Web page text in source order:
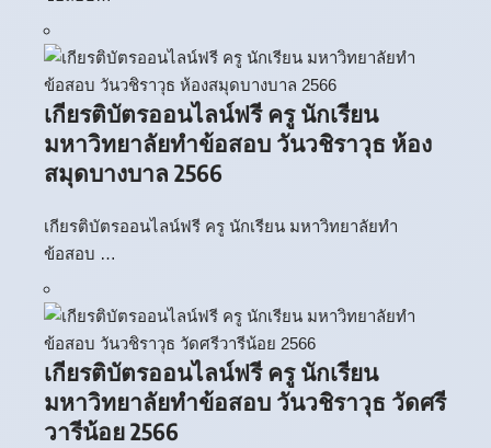
เกียรติบัตรออนไลน์ฟรี ครู นักเรียน
มหาวิทยาลัยทำข้อสอบ วันวชิราวุธ ห้อง
สมุดบางบาล 2566
เกียรติบัตรออนไลน์ฟรี ครู นักเรียน มหาวิทยาลัยทำ
ข้อสอบ …
เกียรติบัตรออนไลน์ฟรี ครู นักเรียน
มหาวิทยาลัยทำข้อสอบ วันวชิราวุธ วัดศรี
วารีน้อย 2566